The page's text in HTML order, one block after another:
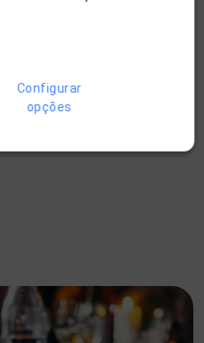
Configurar
opções